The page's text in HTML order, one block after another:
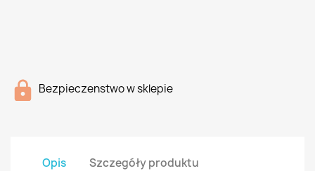
Bezpieczenstwo w sklepie
Opis Szczegóły produktu